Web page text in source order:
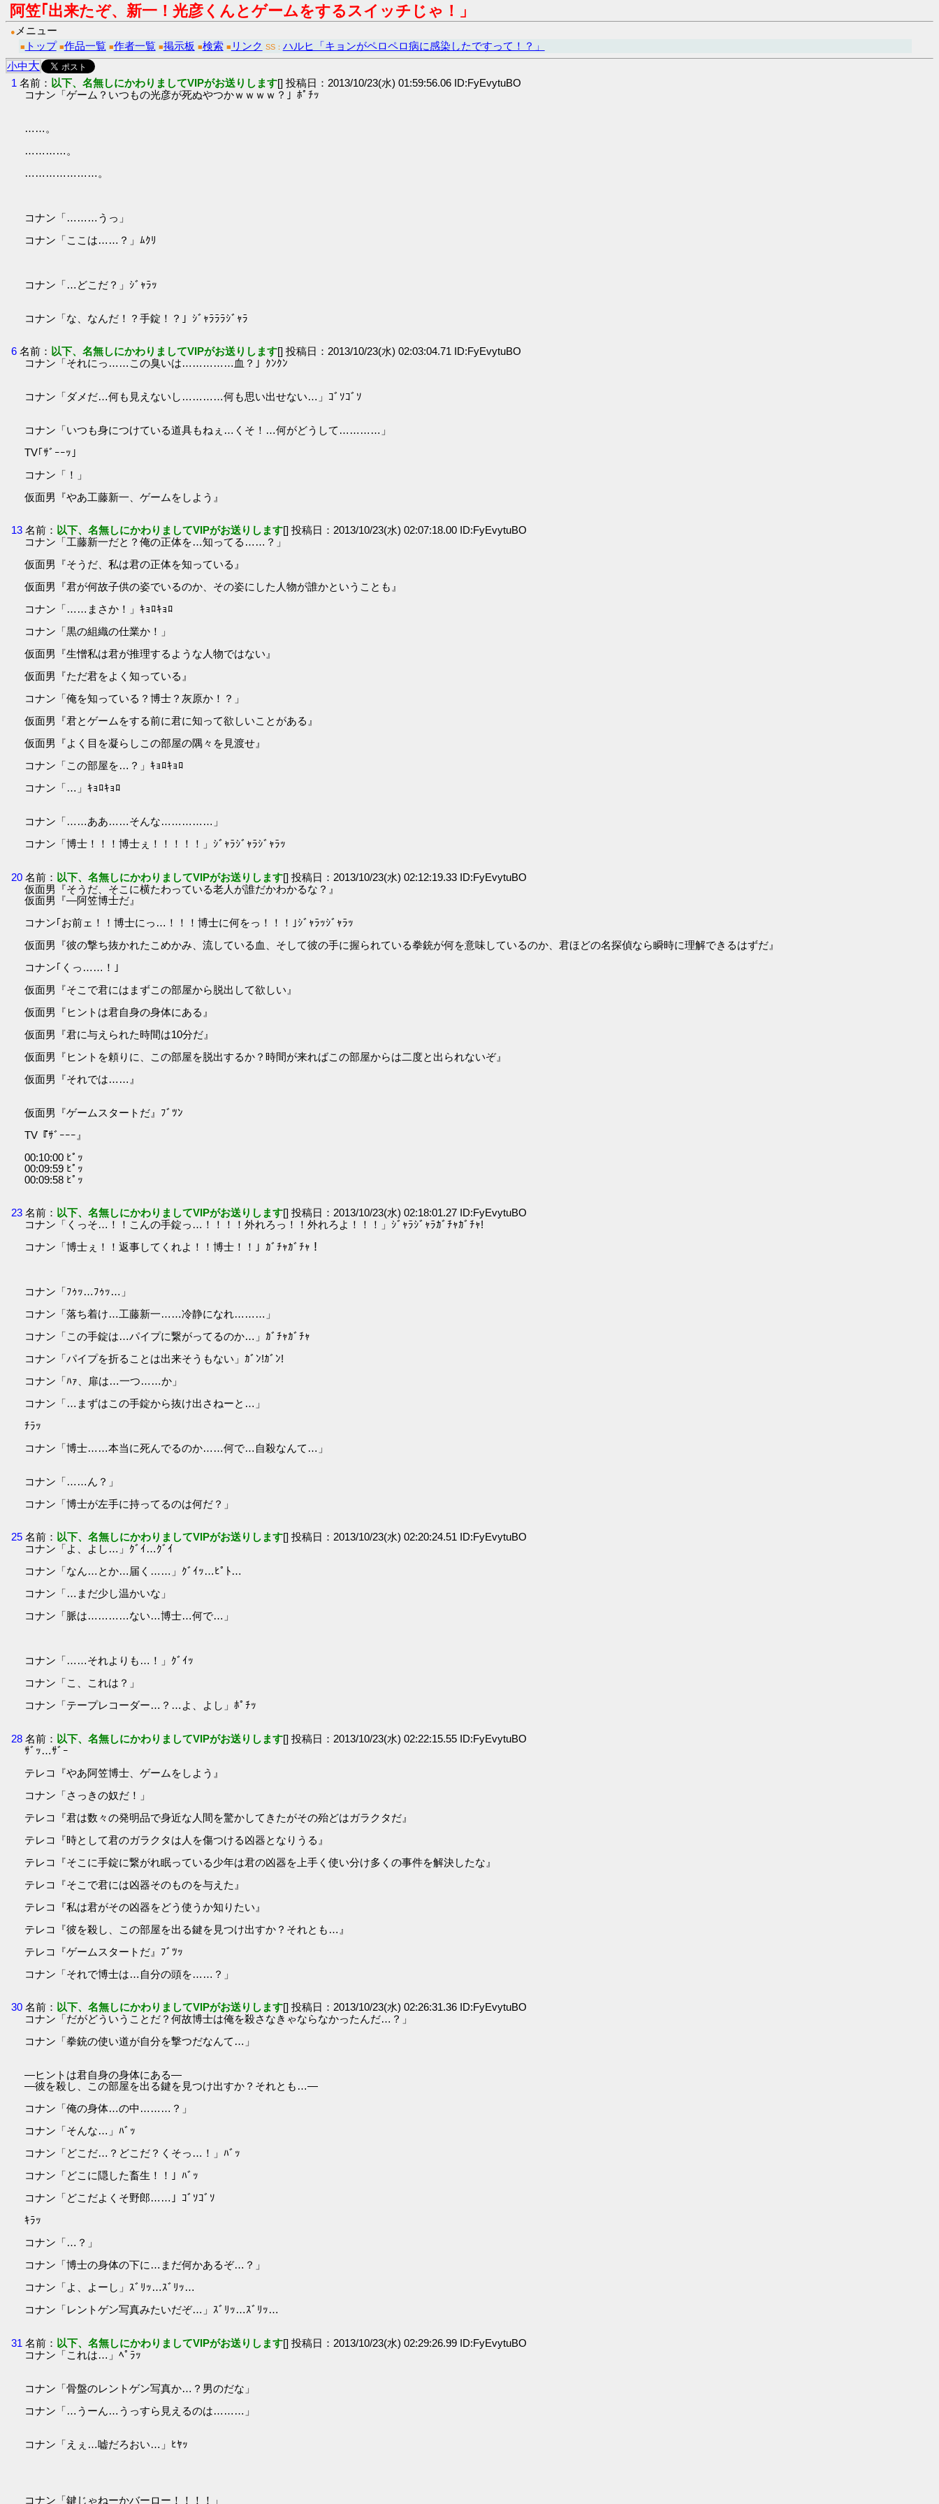
阿笠｢出来たぞ、新一！光彦くんとゲームをするスイッチじゃ！」
● メニュー
■ トップ ■作品一覧 ■作者一覧 ■掲示板 ■検索 ■ リンク SS： ハルヒ「キョンがペロペロ病に感染したですって！？」
小中大
1 名前： 以下、名無しにかわりましてVIPがお送りします[] 投稿日：2013/10/23(水) 01:59:56.06 ID:FyEvytuBO
コナン「ゲーム？いつもの光彦が死ぬやつかｗｗｗｗ？」ﾎﾟﾁｯ
……。
…………。
…………………。
コナン「………うっ」
コナン「ここは……？」ﾑｸﾘ
コナン「…どこだ？」ｼﾞｬﾗｯ
コナン「な、なんだ！？手錠！？」ｼﾞｬﾗﾗﾗｼﾞｬﾗ
6 名前： 以下、名無しにかわりましてVIPがお送りします[] 投稿日：2013/10/23(水) 02:03:04.71 ID:FyEvytuBO
コナン「それにっ……この臭いは……………血？」ｸﾝｸﾝ
コナン「ダメだ…何も見えないし…………何も思い出せない…」ｺﾞｿｺﾞｿ
コナン「いつも身につけている道具もねぇ…くそ！…何がどうして…………」
TV｢ｻﾞｰｰｯ｣
コナン「！」
仮面男『やあ工藤新一、ゲームをしよう』
13 名前： 以下、名無しにかわりましてVIPがお送りします[] 投稿日：2013/10/23(水) 02:07:18.00 ID:FyEvytuBO
コナン「工藤新一だと？俺の正体を…知ってる……？」
仮面男『そうだ、私は君の正体を知っている』
仮面男『君が何故子供の姿でいるのか、その姿にした人物が誰かということも』
コナン「……まさか！」ｷｮﾛｷｮﾛ
コナン「黒の組織の仕業か！」
仮面男『生憎私は君が推理するような人物ではない』
仮面男『ただ君をよく知っている』
コナン「俺を知っている？博士？灰原か！？」
仮面男『君とゲームをする前に君に知って欲しいことがある』
仮面男『よく目を凝らしこの部屋の隅々を見渡せ』
コナン「この部屋を…？」ｷｮﾛｷｮﾛ
コナン「…」ｷｮﾛｷｮﾛ
コナン「……ああ……そんな……………」
コナン「博士！！！博士ぇ！！！！！」ｼﾞｬﾗｼﾞｬﾗｼﾞｬﾗｯ
20 名前： 以下、名無しにかわりましてVIPがお送りします[] 投稿日：2013/10/23(水) 02:12:19.33 ID:FyEvytuBO
仮面男『そうだ、そこに横たわっている老人が誰だかわかるな？』
仮面男『―阿笠博士だ』
コナン｢お前ェ！！博士にっ…！！！博士に何をっ！！！｣ｼﾞｬﾗｯｼﾞｬﾗｯ
仮面男『彼の撃ち抜かれたこめかみ、流している血、そして彼の手に握られている拳銃が何を意味しているのか、君ほどの名探偵なら瞬時に理解できるはずだ』
コナン｢くっ……！｣
仮面男『そこで君にはまずこの部屋から脱出して欲しい』
仮面男『ヒントは君自身の身体にある』
仮面男『君に与えられた時間は10分だ』
仮面男『ヒントを頼りに、この部屋を脱出するか？時間が来ればこの部屋からは二度と出られないぞ』
仮面男『それでは……』
仮面男『ゲームスタートだ』ﾌﾞﾂﾝ
TV『ｻﾞｰｰｰ』
00:10:00 ﾋﾟｯ
00:09:59 ﾋﾟｯ
00:09:58 ﾋﾟｯ
23 名前： 以下、名無しにかわりましてVIPがお送りします[] 投稿日：2013/10/23(水) 02:18:01.27 ID:FyEvytuBO
コナン「くっそ…！！こんの手錠っ…！！！！外れろっ！！外れろよ！！！」ｼﾞｬﾗｼﾞｬﾗｶﾞﾁｬｶﾞﾁｬ!
コナン「博士ぇ！！返事してくれよ！！博士！！」ｶﾞﾁｬｶﾞﾁｬ！
コナン「ﾌｩｯ…ﾌｩｯ…」
コナン「落ち着け…工藤新一……冷静になれ………」
コナン「この手錠は…パイプに繋がってるのか…」ｶﾞﾁｬｶﾞﾁｬ
コナン「パイプを折ることは出来そうもない」ｶﾞﾝ!ｶﾞﾝ!
コナン「ﾊｧ、扉は…一つ……か」
コナン「…まずはこの手錠から抜け出さねーと…」
ﾁﾗｯ
コナン「博士……本当に死んでるのか……何で…自殺なんて…」
コナン「……ん？」
コナン「博士が左手に持ってるのは何だ？」
25 名前： 以下、名無しにかわりましてVIPがお送りします[] 投稿日：2013/10/23(水) 02:20:24.51 ID:FyEvytuBO
コナン「よ、よし…」ｸﾞｲ…ｸﾞｲ
コナン「なん…とか…届く……」ｸﾞｲｯ…ﾋﾟﾄ…
コナン「…まだ少し温かいな」
コナン「脈は…………ない…博士…何で…」
コナン「……それよりも…！」ｸﾞｲｯ
コナン「こ、これは？」
コナン「テープレコーダー…？…よ、よし」ﾎﾟﾁｯ
28 名前： 以下、名無しにかわりましてVIPがお送りします[] 投稿日：2013/10/23(水) 02:22:15.55 ID:FyEvytuBO
ｻﾞｯ…ｻﾞｰ
テレコ『やあ阿笠博士、ゲームをしよう』
コナン「さっきの奴だ！」
テレコ『君は数々の発明品で身近な人間を驚かしてきたがその殆どはガラクタだ』
テレコ『時として君のガラクタは人を傷つける凶器となりうる』
テレコ『そこに手錠に繋がれ眠っている少年は君の凶器を上手く使い分け多くの事件を解決したな』
テレコ『そこで君には凶器そのものを与えた』
テレコ『私は君がその凶器をどう使うか知りたい』
テレコ『彼を殺し、この部屋を出る鍵を見つけ出すか？それとも…』
テレコ『ゲームスタートだ』ﾌﾞﾂｯ
コナン「それで博士は…自分の頭を……？」
30 名前： 以下、名無しにかわりましてVIPがお送りします[] 投稿日：2013/10/23(水) 02:26:31.36 ID:FyEvytuBO
コナン「だがどういうことだ？何故博士は俺を殺さなきゃならなかったんだ…？」
コナン「拳銃の使い道が自分を撃つだなんて…」
―ヒントは君自身の身体にある―
―彼を殺し、この部屋を出る鍵を見つけ出すか？それとも…―
コナン「俺の身体…の中………？」
コナン「そんな…」ﾊﾞｯ
コナン「どこだ…？どこだ？くそっ…！」ﾊﾞｯ
コナン「どこに隠した畜生！！」ﾊﾞｯ
コナン「どこだよくそ野郎……」ｺﾞｿｺﾞｿ
ｷﾗｯ
コナン「…？」
コナン「博士の身体の下に…まだ何かあるぞ…？」
コナン「よ、よーし」ｽﾞﾘｯ…ｽﾞﾘｯ…
コナン「レントゲン写真みたいだぞ…」ｽﾞﾘｯ…ｽﾞﾘｯ…
31 名前： 以下、名無しにかわりましてVIPがお送りします[] 投稿日：2013/10/23(水) 02:29:26.99 ID:FyEvytuBO
コナン「これは…」ﾍﾟﾗｯ
コナン「骨盤のレントゲン写真か…？男のだな」
コナン「…うーん…うっすら見えるのは………」
コナン「えぇ…嘘だろおい…」ﾋﾔｯ
コナン「鍵じゃねーかバーロー！！！！」